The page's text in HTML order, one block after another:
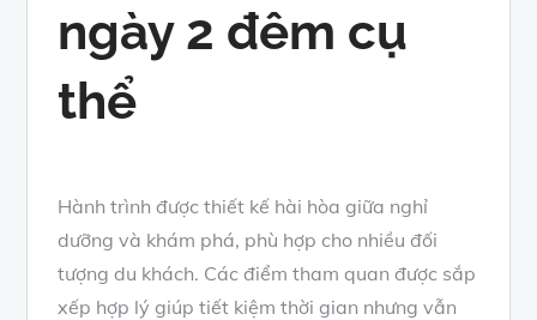
ngày 2 đêm cụ
thể
Hành trình được thiết kế hài hòa giữa nghỉ
dưỡng và khám phá, phù hợp cho nhiều đối
tượng du khách. Các điểm tham quan được sắp
xếp hợp lý giúp tiết kiệm thời gian nhưng vẫn